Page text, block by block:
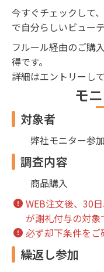
今すぐチェックして
で自分らしいビュー
フルール経由のご購
得です。
詳細はエントリーし
モ
対象者
弊社モニター参
調査内容
商品購入
WEB注文後、30
が謝礼付与の対象
必ず却下条件をご
繰返し参加